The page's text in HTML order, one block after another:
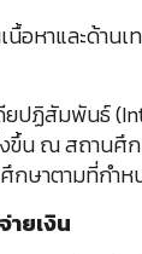
อหาและด้าน
ฏิสัมพันธ์
น ณ สถานศึก
ษาตามที่กำห
ายเงิน